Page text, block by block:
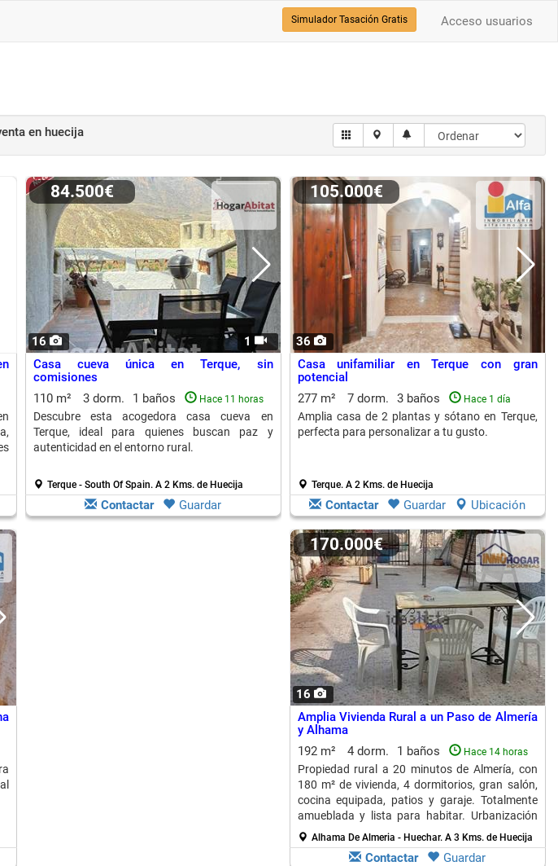
Acceso usuarios
Simulador Tasación Gratis
en huecija
16 1
84.500€
Casa cueva única en Terque, sin
comisiones
110 m²
3 dorm. 1 baños Hace 11 horas
Descubre esta acogedora casa cueva en
Terque, ideal para quienes buscan paz y
autenticidad en el entorno rural.
Terque - South Of Spain. A 2 Kms. de Huecija
Contactar Guardar
36
105.000€
Casa unifamiliar en Terque con gran
potencial
277 m²
7 dorm. 3 baños Hace 1 día
Amplia casa de 2 plantas y sótano en Terque,
perfecta para personalizar a tu gusto.
Terque. A 2 Kms. de Huecija
Contactar Guardar Ubicación
16
170.000€
Amplia Vivienda Rural a un Paso de Almería
y Alhama
192 m²
4 dorm. 1 baños Hace 14 horas
Propiedad rural a 20 minutos de Almería, con
180 m² de vivienda, 4 dormitorios, gran salón,
cocina equipada, patios y garaje. Totalmente
amueblada y lista para habitar. Urbanización
tranquila.
Alhama De Almeria - Huechar. A 3 Kms. de Huecija
Contactar Guardar